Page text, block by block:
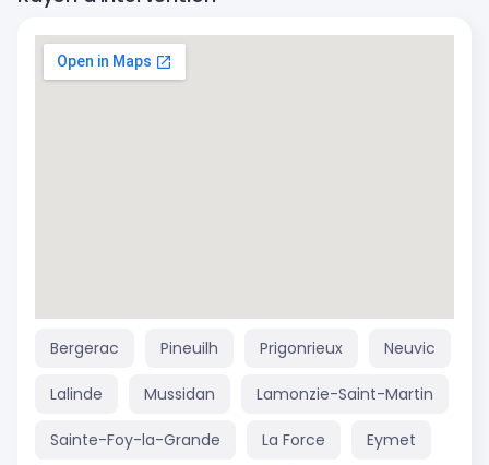
Bergerac Pineuilh Prigonrieux Neuvic
Lalinde Mussidan Lamonzie-Saint-Martin
Sainte-Foy-la-Grande La Force Eymet